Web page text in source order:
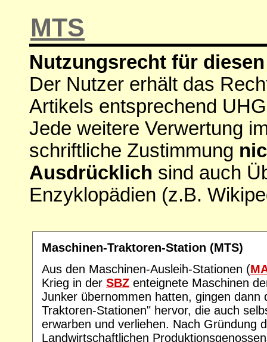
MTS
Nutzungsrecht für
Der Nutzer erhält das
Artikels entsprechend
Jede weitere Verwertung
schriftliche Zustimmung
Ausdrücklich sind auch
Enzyklopädien (z.B.
Maschinen-Traktoren-Station (MTS)
Aus den Maschinen-Ausleih-Stationen (
Krieg in der SBZ enteignete Maschinen
Junker übernommen hatten, gingen dann
Traktoren-Stationen" hervor, die auch
erwarben und verliehen. Nach Gründung
Landwirtschaftlichen